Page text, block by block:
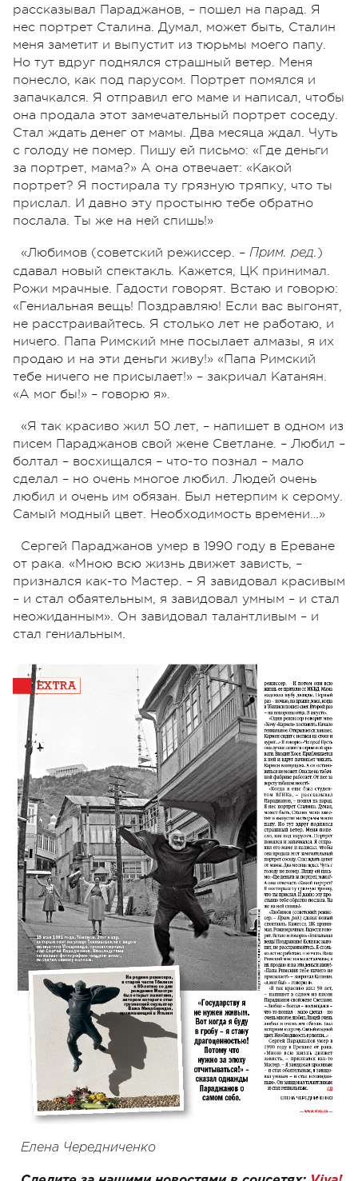
рассказывал Параджанов, – пошел на парад. Я
нес портрет Сталина. Думал, может быть, Сталин
меня заметит и выпустит из тюрьмы моего папу.
Но тут вдруг поднялся страшный ветер. Меня
понесло, как под парусом. Портрет помялся и
запачкался. Я отправил его маме и написал, чтобы
она продала этот замечательный портрет соседу.
Стал ждать денег от мамы. Два месяца ждал. Чуть
с голоду не помер. Пишу ей письмо: «Где деньги
за портрет, мама?» А она отвечает: «Какой
портрет? Я постирала ту грязную тряпку, что ты
прислал. И давно эту простыню тебе обратно
послала. Ты же на ней спишь!»
«Любимов (советский режиссер. – Прим. ред. )
сдавал новый спектакль. Кажется, ЦК принимал.
Рожи мрачные. Гадости говорят. Встаю и говорю:
«Гениальная вещь! Поздравляю! Если вас выгонят,
не расстраивайтесь. Я столько лет не работаю, и
ничего. Папа Римский мне посылает алмазы, я их
продаю и на эти деньги живу!» «Папа Римский
тебе ничего не присылает!» – закричал Катанян.
«А мог бы!» – говорю я».
«Я так красиво жил 50 лет, – напишет в одном из
писем Параджанов свой жене Светлане. – Любил –
болтал – восхищался – что-то познал – мало
сделал – но очень многое любил. Людей очень
любил и очень им обязан. Был нетерпим к серому.
Самый модный цвет. Необходимость времени…»
Сергей Параджанов умер в 1990 году в Ереване
от рака. «Мною всю жизнь движет зависть, –
признался как-то Мастер. – Я завидовал красивым
– и стал обаятельным, я завидовал умным – и стал
неожиданным». Он завидовал талантливым – и
стал гениальным.
Елена Чередниченко